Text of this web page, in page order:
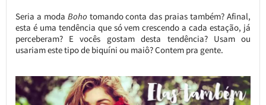
Seria a moda Boho tomando conta das praias também? Afinal,
esta é uma tendência que só vem crescendo a cada estação, já
perceberam? E vocês gostam desta tendência? Usam ou
usariam este tipo de biquíni ou maiô? Contem pra gente.